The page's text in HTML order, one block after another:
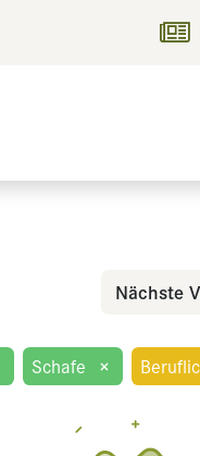
Nächste
Schafe ×